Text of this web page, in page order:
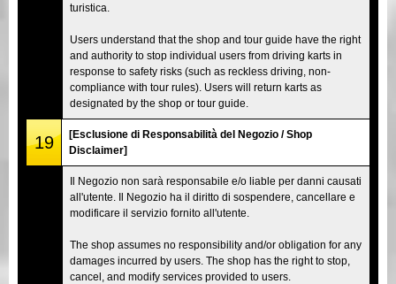
turistica.
Users understand that the shop and tour guide have the right
and authority to stop individual users from driving karts in
response to safety risks (such as reckless driving, non-
compliance with tour rules). Users will return karts as
designated by the shop or tour guide.
19
[Esclusione di Responsabilità del Negozio / Shop
Disclaimer]
Il Negozio non sarà responsabile e/o liable per danni causati
all'utente. Il Negozio ha il diritto di sospendere, cancellare e
modificare il servizio fornito all'utente.
The shop assumes no responsibility and/or obligation for any
damages incurred by users. The shop has the right to stop,
cancel, and modify services provided to users.